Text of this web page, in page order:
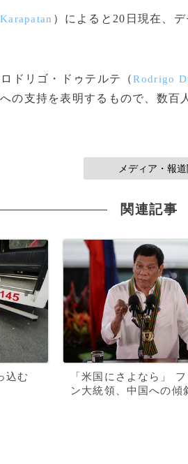
Karapatan ）によると20日現在、
ドリゴ・ドゥテルテ（Rodrigo
の支持を表明するもので、数百
メディア・報
関連記事
込む
「米国にさよなら」
ン大統領、中国への傾